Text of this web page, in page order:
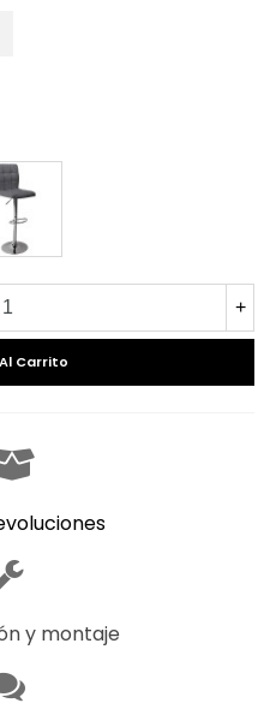
+
Carrito
y montaje